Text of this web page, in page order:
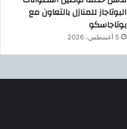
البوتاجاز للمنازل بالتعاون مع
بوتاجاسكو
5 أغسطس، 2026